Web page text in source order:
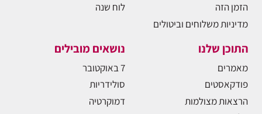
הזמן הזה
מדיניות משלוחים וביטולים
לוח שנה
התוכן שלנו
מאמרים
פודקאסטים
הרצאות מצולמות
נושאים מובילים
7 באוקטובר
סולידריות
דמוקרטיה